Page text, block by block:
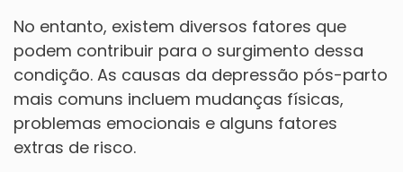
No entanto, existem diversos fatores que
podem contribuir para o surgimento dessa
condição. As causas da depressão pós-parto
mais comuns incluem mudanças físicas,
problemas emocionais e alguns fatores
extras de risco.